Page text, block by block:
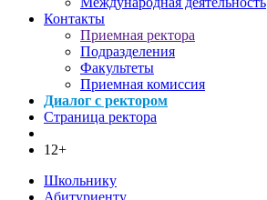
Контакты
Приемная ректора
Подразделения
Факультеты
Приемная комиссия
Диалог с ректором
Страница ректора
12+
Школьнику
Абитуриенту